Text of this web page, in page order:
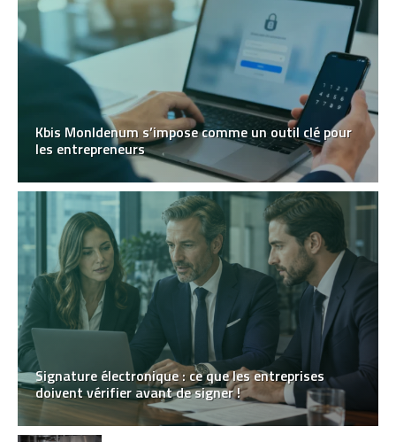
Kbis MonIdenum s’impose comme un outil clé pour
les entrepreneurs
Signature électronique : ce que les entreprises
doivent vérifier avant de signer !